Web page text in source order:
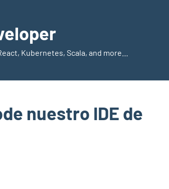
Kubernetes, Scala, and more…
nuestro IDE de